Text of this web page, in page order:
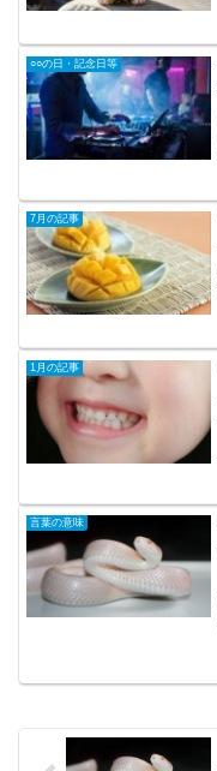
○○の日・記念日等
7月の記事
1月の記事
言葉の意味